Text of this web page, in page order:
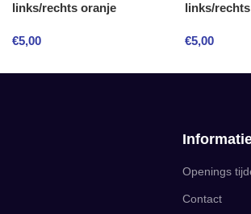
links/rechts oranje
€5,00
links/
€5,00
Openings
Contact